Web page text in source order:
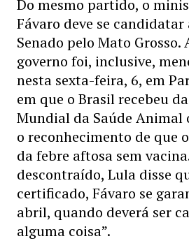
Do mesmo partido, o
Fávaro deve se candidatar
Senado pelo Mato Grosso.
governo foi, inclusive,
nesta sexta-feira, 6, em
em que o Brasil recebeu
Mundial da Saúde Animal
o reconhecimento de que
da febre aftosa sem
descontraído, Lula disse
certificado, Fávaro se
abril, quando deverá ser
alguma coisa”.